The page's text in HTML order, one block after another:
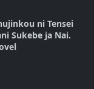
ni Tensei
Sukebe ja Nai.